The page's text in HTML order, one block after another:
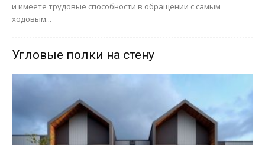
и имеете трудовые способности в обращении с самым
ходовым...
Угловые полки на стену